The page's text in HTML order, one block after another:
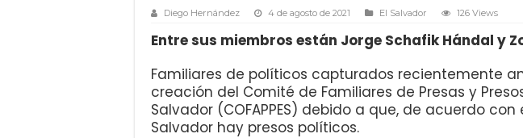
Diego Hernández 4 de agosto de 2021 El Salvador 126 Views
Entre sus miembros están Jorge Schafik Hándal y
Familiares de políticos capturados recientemente
creación del Comité de Familiares de Presas y
Salvador (COFAPPES) debido a que, de acuerdo con
Salvador hay presos políticos.